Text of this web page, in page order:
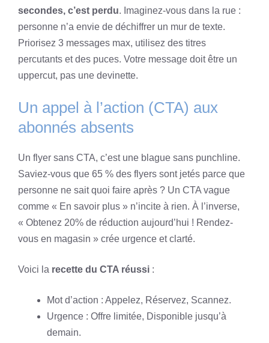
secondes, c’est perdu. Imaginez-vous dans la rue :
personne n’a envie de déchiffrer un mur de texte.
Priorisez 3 messages max, utilisez des titres
percutants et des puces. Votre message doit être un
uppercut, pas une devinette.
Un appel à l’action (CTA) aux
abonnés absents
Un flyer sans CTA, c’est une blague sans punchline.
Saviez-vous que 65 % des flyers sont jetés parce que
personne ne sait quoi faire après ? Un CTA vague
comme « En savoir plus » n’incite à rien. À l’inverse,
« Obtenez 20% de réduction aujourd’hui ! Rendez-
vous en magasin » crée urgence et clarté.
Voici la recette du CTA réussi :
Mot d’action : Appelez, Réservez, Scannez.
Urgence : Offre limitée, Disponible jusqu’à
demain.